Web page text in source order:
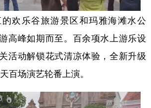
乐谷旅游景区和玛雅海滩水公
高峰如期而至。百余项水上游乐设
活动解锁花式清凉体验，全新升级
百场演艺轮番上演。